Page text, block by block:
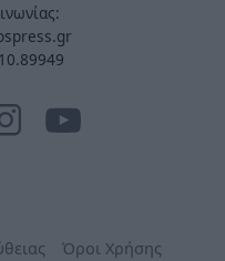
Όροι Χρήσης